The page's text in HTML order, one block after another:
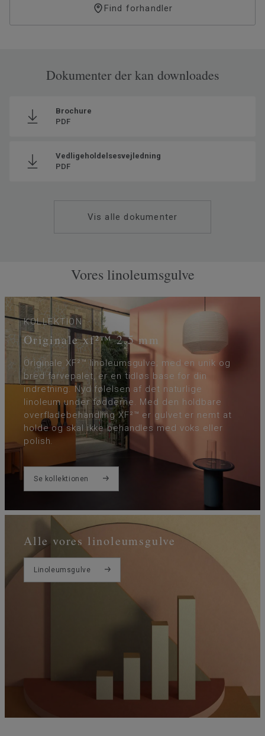
Find forhandler
Dokumenter der kan downloades
Brochure
PDF
Vedligeholdelsesvejledning
PDF
Vis alle dokumenter
Vores linoleumsgulve
KOLLEKTION
Originale xf²™ 2,5 mm
Originale XF²™ linoleumsgulve; med en unik og
bred farvepalet, er en tidløs base for din
indretning. Nyd følelsen af det naturlige
linoleum under fødderne. Med den holdbare
overfladebehandling XF²™ er gulvet er nemt at
holde og skal ikke behandles med voks eller
polish.
Se kollektionen
Alle vores linoleumsgulve
Linoleumsgulve